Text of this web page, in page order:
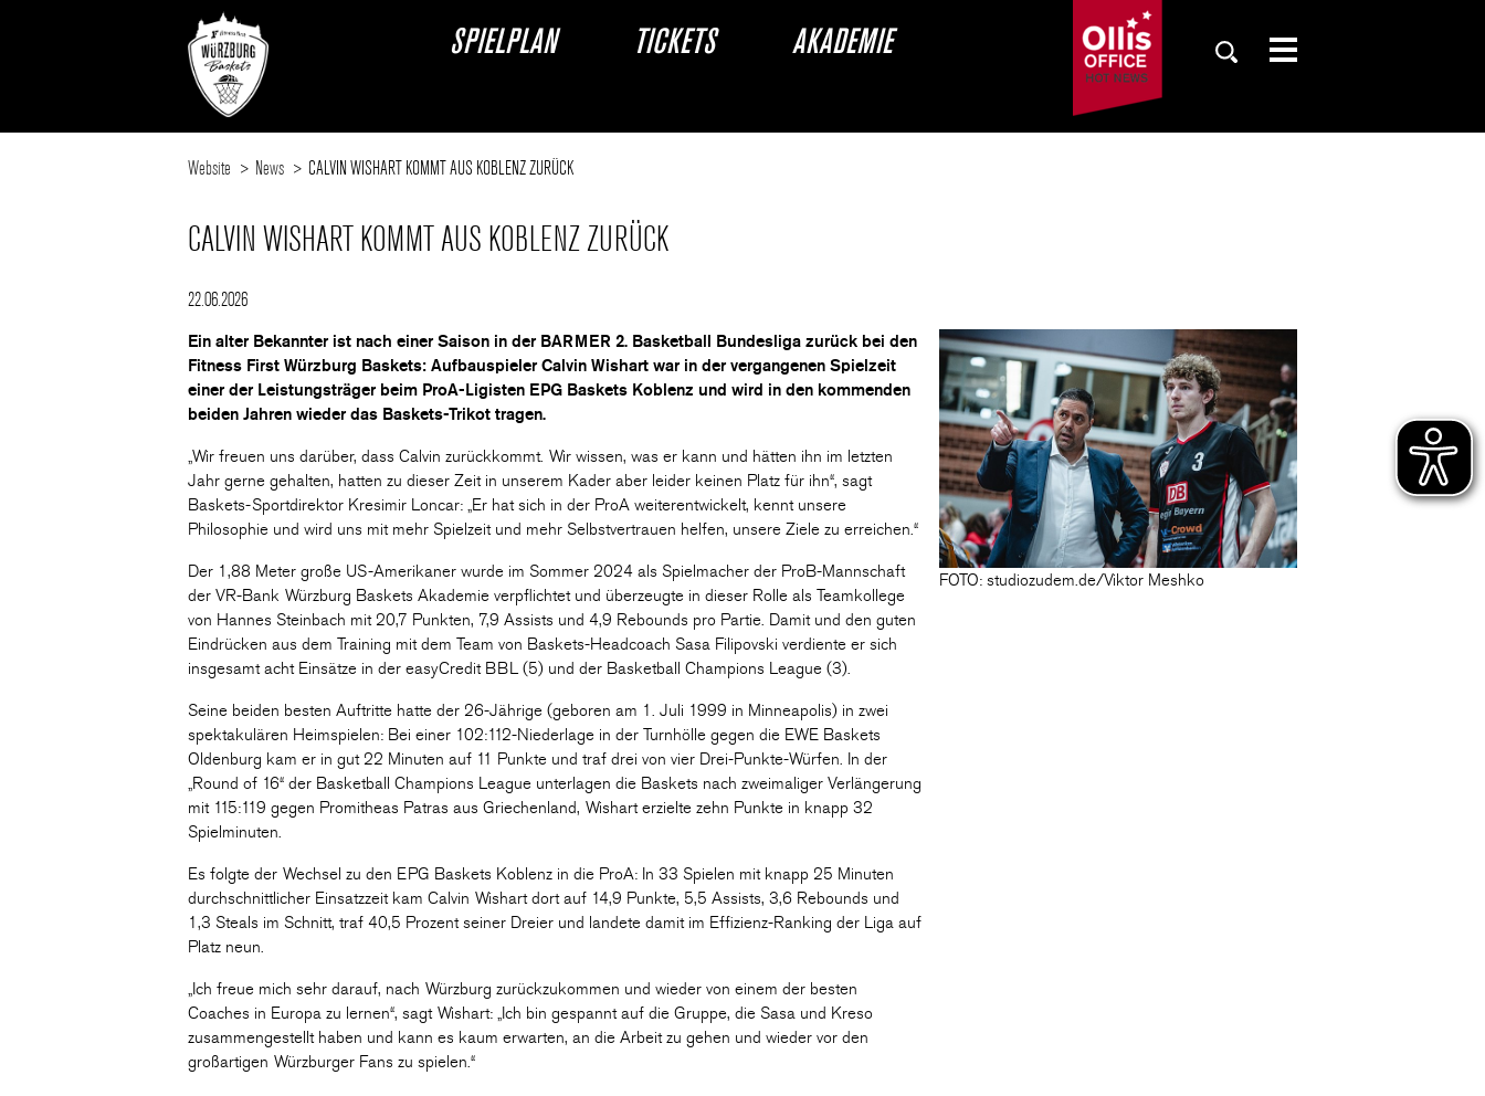
SPIELPLAN TICKETS AKADEMIE
Website News CALVIN WISHART KOMMT AUS KOBLENZ ZURÜCK
CALVIN WISHART KOMMT AUS KOBLENZ ZURÜCK
22.06.2026
Ein alter Bekannter ist nach einer Saison in der BARMER 2. Basketball Bundesliga zurück bei den
Fitness First Würzburg Baskets: Aufbauspieler Calvin Wishart war in der vergangenen Spielzeit
einer der Leistungsträger beim ProA-Ligisten EPG Baskets Koblenz und wird in den kommenden
beiden Jahren wieder das Baskets-Trikot tragen.
„Wir freuen uns darüber, dass Calvin zurückkommt. Wir wissen, was er kann und hätten ihn im letzten
Jahr gerne gehalten, hatten zu dieser Zeit in unserem Kader aber leider keinen Platz für ihn“, sagt
Baskets-Sportdirektor Kresimir Loncar: „Er hat sich in der ProA weiterentwickelt, kennt unsere
Philosophie und wird uns mit mehr Spielzeit und mehr Selbstvertrauen helfen, unsere Ziele zu erreichen.“
Der 1,88 Meter große US-Amerikaner wurde im Sommer 2024 als Spielmacher der ProB-Mannschaft
der VR-Bank Würzburg Baskets Akademie verpflichtet und überzeugte in dieser Rolle als Teamkollege
von Hannes Steinbach mit 20,7 Punkten, 7,9 Assists und 4,9 Rebounds pro Partie. Damit und den guten
Eindrücken aus dem Training mit dem Team von Baskets-Headcoach Sasa Filipovski verdiente er sich
insgesamt acht Einsätze in der easyCredit BBL (5) und der Basketball Champions League (3).
Seine beiden besten Auftritte hatte der 26-Jährige (geboren am 1. Juli 1999 in Minneapolis) in zwei
spektakulären Heimspielen: Bei einer 102:112-Niederlage in der Turnhölle gegen die EWE Baskets
Oldenburg kam er in gut 22 Minuten auf 11 Punkte und traf drei von vier Drei-Punkte-Würfen. In der
„Round of 16“ der Basketball Champions League unterlagen die Baskets nach zweimaliger Verlängerung
mit 115:119 gegen Promitheas Patras aus Griechenland, Wishart erzielte zehn Punkte in knapp 32
Spielminuten.
Es folgte der Wechsel zu den EPG Baskets Koblenz in die ProA: In 33 Spielen mit knapp 25 Minuten
durchschnittlicher Einsatzzeit kam Calvin Wishart dort auf 14,9 Punkte, 5,5 Assists, 3,6 Rebounds und
1,3 Steals im Schnitt, traf 40,5 Prozent seiner Dreier und landete damit im Effizienz-Ranking der Liga auf
Platz neun.
„Ich freue mich sehr darauf, nach Würzburg zurückzukommen und wieder von einem der besten
Coaches in Europa zu lernen“, sagt Wishart: „Ich bin gespannt auf die Gruppe, die Sasa und Kreso
zusammengestellt haben und kann es kaum erwarten, an die Arbeit zu gehen und wieder vor den
großartigen Würzburger Fans zu spielen.“
FOTO: studiozudem.de/Viktor Meshko